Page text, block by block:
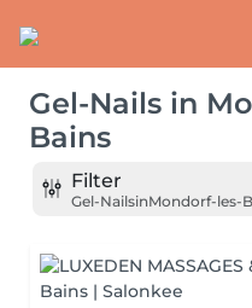
Gel-Nails in
Bains
Filter
Gel-NailsinMondorf-les-